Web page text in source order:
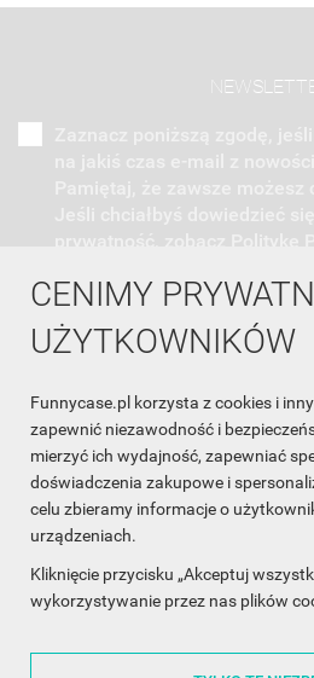
CENIMY
UŻYTKOWNIKÓW
Funnycase.pl korzysta z cookies i
zapewnić niezawodność i
mierzyć ich wydajność, zapewniać
doświadczenia zakupowe i
celu zbieramy informacje o
urządzeniach.
Kliknięcie przycisku „Akceptuj
wykorzystywanie przez nas plików
INFORMACJA O SKLEPIE
INFORMACJE
OBSŁUGA KLIENTA
WSPÓŁPRACA
ŚLEDŹ NAS NA FACEBOOKU